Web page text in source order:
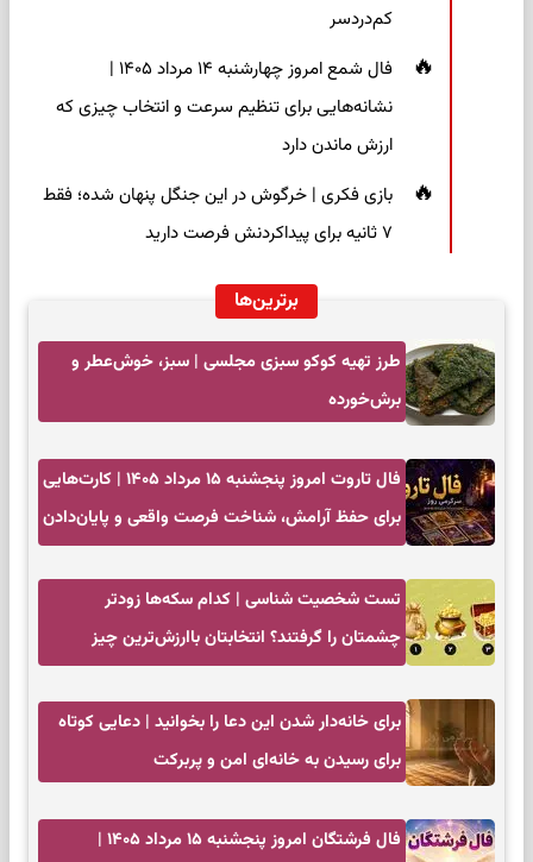
کم‌دردسر
فال شمع امروز چهارشنبه ۱۴ مرداد ۱۴۰۵ |
نشانه‌هایی برای تنظیم سرعت و انتخاب چیزی که
ارزش ماندن دارد
بازی فکری | خرگوش در این جنگل پنهان شده؛ فقط
۷ ثانیه برای پیداکردنش فرصت دارید
برترین‌ها
طرز تهیه کوکو سبزی مجلسی | سبز، خوش‌عطر و
برش‌خورده
فال تاروت امروز پنجشنبه ۱۵ مرداد ۱۴۰۵ | کارت‌هایی
برای حفظ آرامش، شناخت فرصت واقعی و پایان‌دادن
تست شخصیت شناسی | کدام سکه‌ها زودتر
چشمتان را گرفتند؟ انتخابتان باارزش‌ترین چیز
برای خانه‌دار شدن این دعا را بخوانید | دعایی کوتاه
برای رسیدن به خانه‌ای امن و پربرکت
فال فرشتگان امروز پنجشنبه ۱۵ مرداد ۱۴۰۵ |